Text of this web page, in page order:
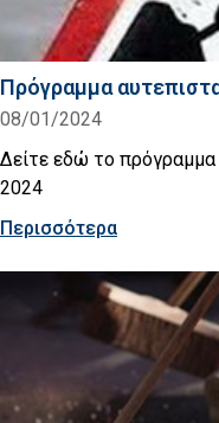
Πρόγραμμα
08/01/2024
Δείτε εδώ το πρόγραμμα
2024
Περισσότερα